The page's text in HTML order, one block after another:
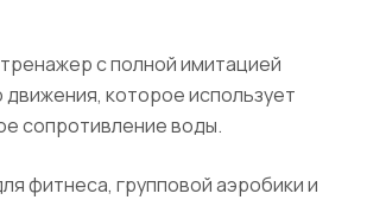
с полной имитацией
движения, которое использует
сопротивление воды.
фитнеса, групповой аэробики и